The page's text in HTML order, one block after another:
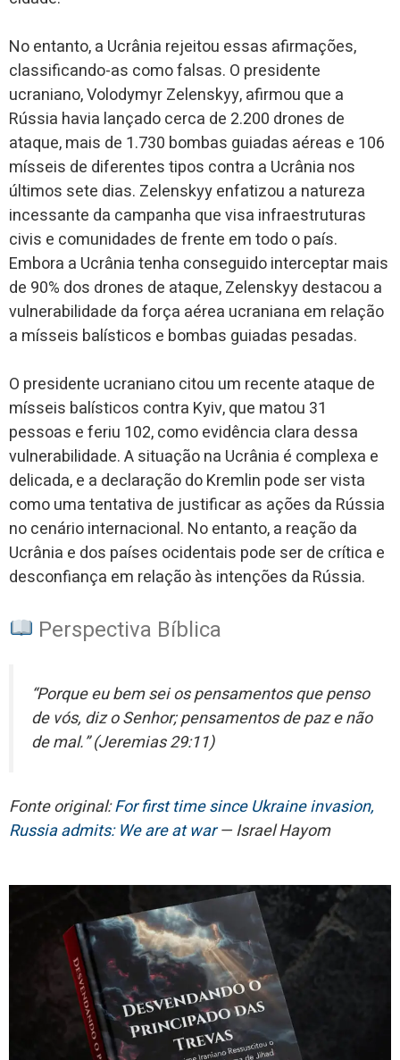
No entanto, a Ucrânia rejeitou essas afirmações,
classificando-as como falsas. O presidente
ucraniano, Volodymyr Zelenskyy, afirmou que a
Rússia havia lançado cerca de 2.200 drones de
ataque, mais de 1.730 bombas guiadas aéreas e 106
mísseis de diferentes tipos contra a Ucrânia nos
últimos sete dias. Zelenskyy enfatizou a natureza
incessante da campanha que visa infraestruturas
civis e comunidades de frente em todo o país.
Embora a Ucrânia tenha conseguido interceptar mais
de 90% dos drones de ataque, Zelenskyy destacou a
vulnerabilidade da força aérea ucraniana em relação
a mísseis balísticos e bombas guiadas pesadas.
O presidente ucraniano citou um recente ataque de
mísseis balísticos contra Kyiv, que matou 31
pessoas e feriu 102, como evidência clara dessa
vulnerabilidade. A situação na Ucrânia é complexa e
delicada, e a declaração do Kremlin pode ser vista
como uma tentativa de justificar as ações da Rússia
no cenário internacional. No entanto, a reação da
Ucrânia e dos países ocidentais pode ser de crítica e
desconfiança em relação às intenções da Rússia.
Perspectiva Bíblica
“Porque eu bem sei os pensamentos que penso
de vós, diz o Senhor; pensamentos de paz e não
de mal.” (Jeremias 29:11)
Fonte original:For first time since Ukraine invasion,
Russia admits: We are at war— Israel Hayom